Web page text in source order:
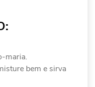
maria.
bem e sirva